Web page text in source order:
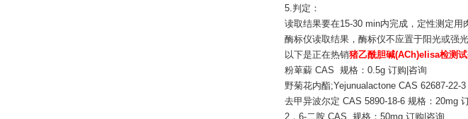
5.判定：
读取结果要在15-30 min内完成，定性测定
酶标仪读取结果，酶标仪不应置于阳光或强
以下是正在热销猪乙酰胆碱(ACh)elisa检测
粉萆薢 CAS 规格：0.5g 订购|咨询
野菊花内酯;Yejunualactone CAS 62687-22-
去甲异波尔定 CAS 5890-18-6 规格：20mg
2，6-二胺 CAS 规格：50mg 订购|咨询